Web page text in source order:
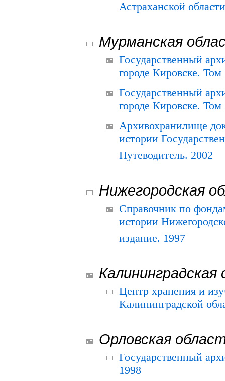
Астраханской
Мурманская
Государственный
городе Кировске.
Государственный
городе Кировске.
Архивохранилище
истории
Путеводитель. 2002
Нижегородская
Справочник по
истории
издание. 1997
Калининградская
Центр хранения и
Калининградской
Орловская
Государственный
1998